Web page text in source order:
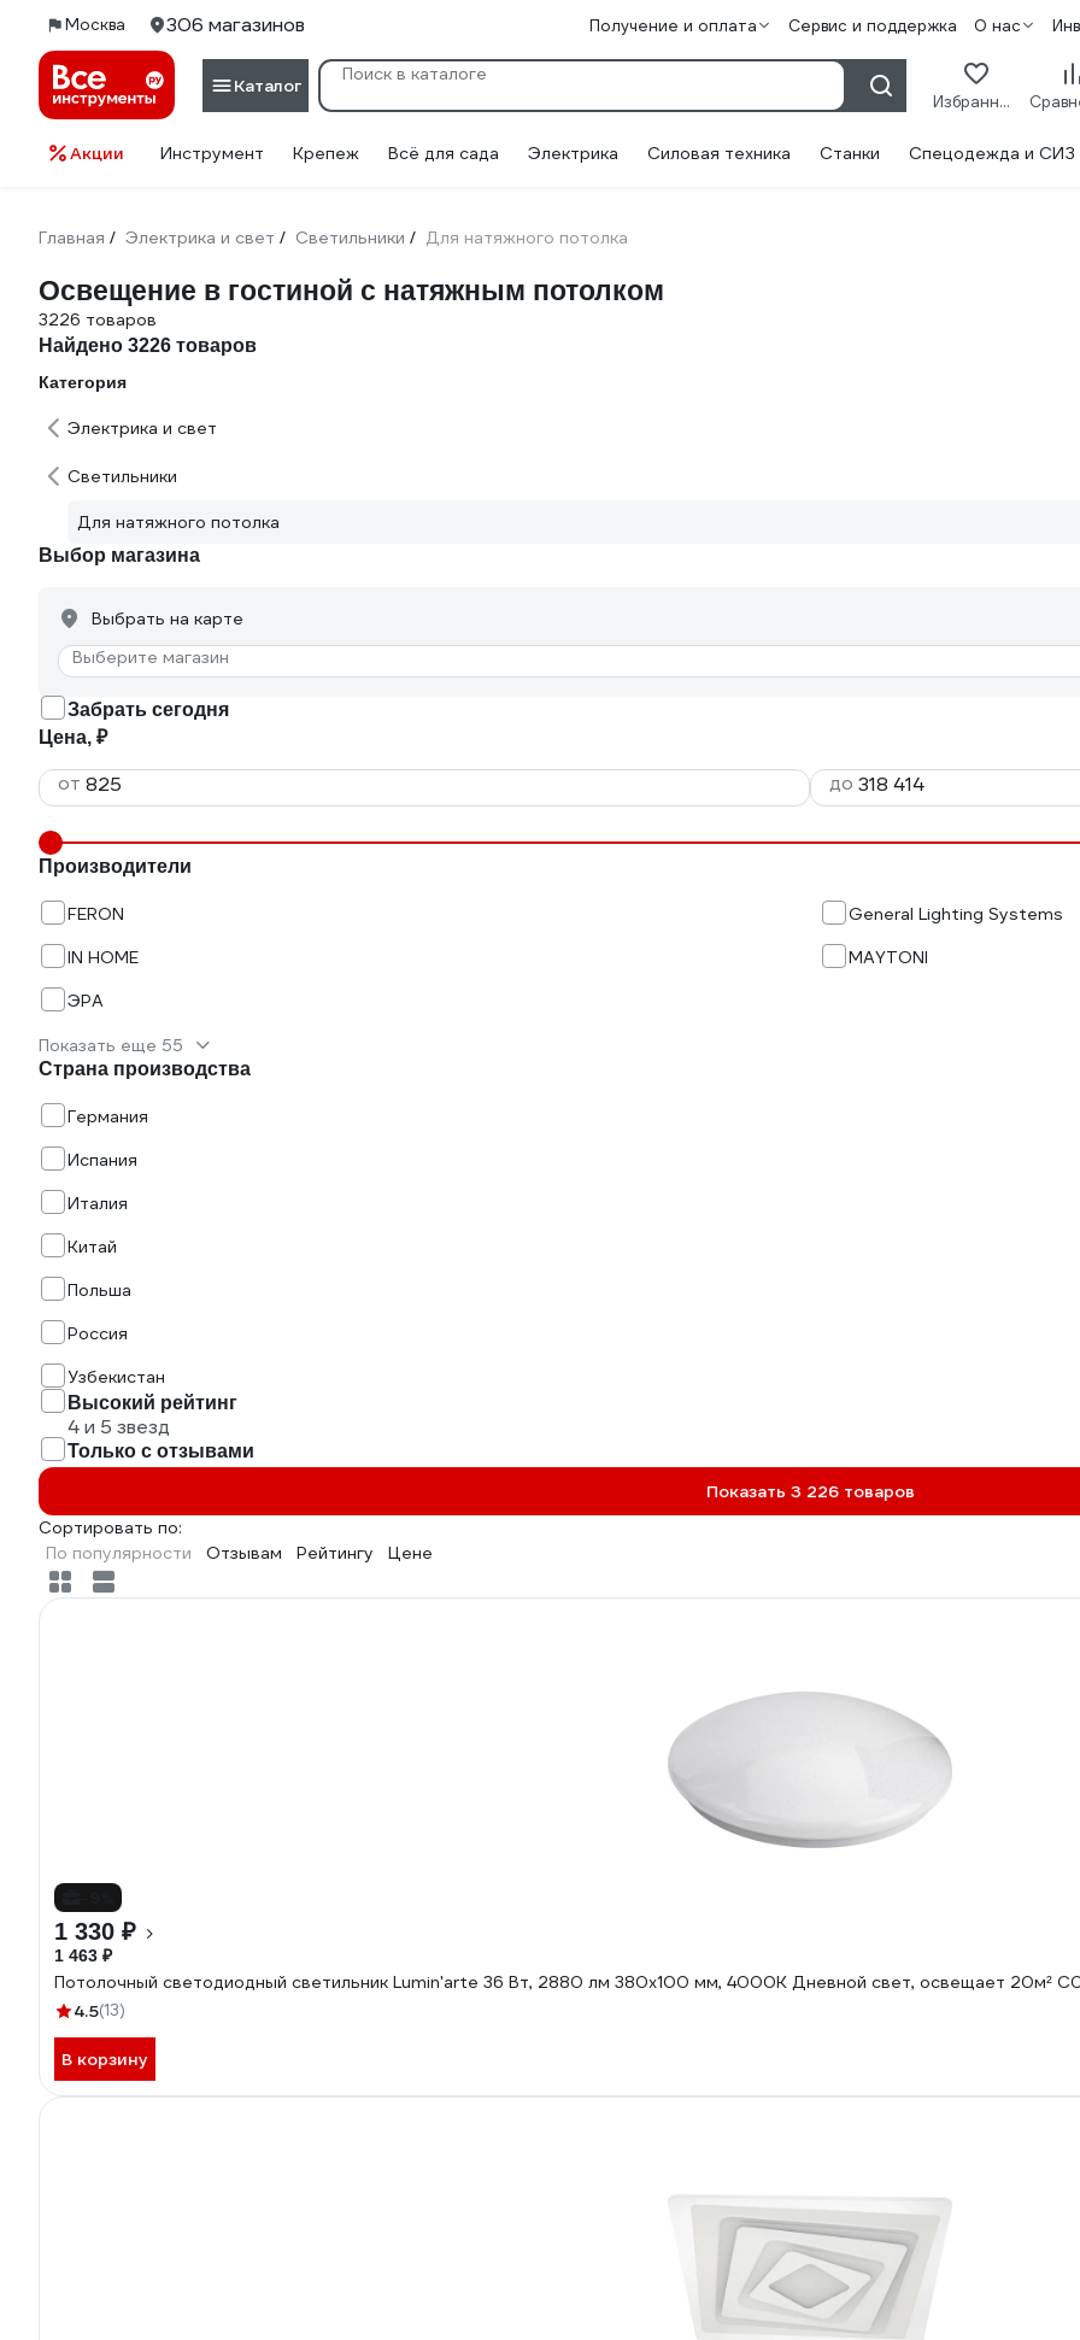
Москва 306 магазинов Получение и оплата Сервис и поддержка О нас
Каталог
Избранное
Акции Инструмент Крепеж Всё для сада Электрика Силовая техника Станки Спецодежда и СИЗ
Главная / Электрика и свет / Светильники / Для натяжного потолка
Освещение в гостиной с натяжным потолком
3226 товаров
Найдено 3226 товаров
Категория
Электрика и свет
Светильники
Для натяжного потолка
Выбор магазина
Выбрать на карте
Выберите магазин
Забрать сегодня
Цена, ₽
от до
Производители
FERON
General Lighting Systems
IN HOME
MAYTONI
ЭРА
Показать еще 55
Страна производства
Германия
Испания
Италия
Китай
Польша
Россия
Узбекистан
Высокий рейтинг
4 и 5 звезд
Только с отзывами
Показать 3 226 товаров
Сортировать по:
По популярности
Отзывам Рейтингу Цене
1 330 ₽
1 463 ₽
Потолочный светодиодный светильник Lumin'arte 36 Вт, 2880 лм 380x100 мм, 4000К Дневной свет, освещает 20м²
4.5(13)
В корзину